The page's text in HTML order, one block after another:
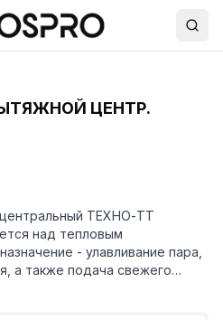
ЦЕНТР.
ТЕХНО-ТТ
над тепловым
- улавливание пара,
а также подача свежего
сказывается на микроклимате